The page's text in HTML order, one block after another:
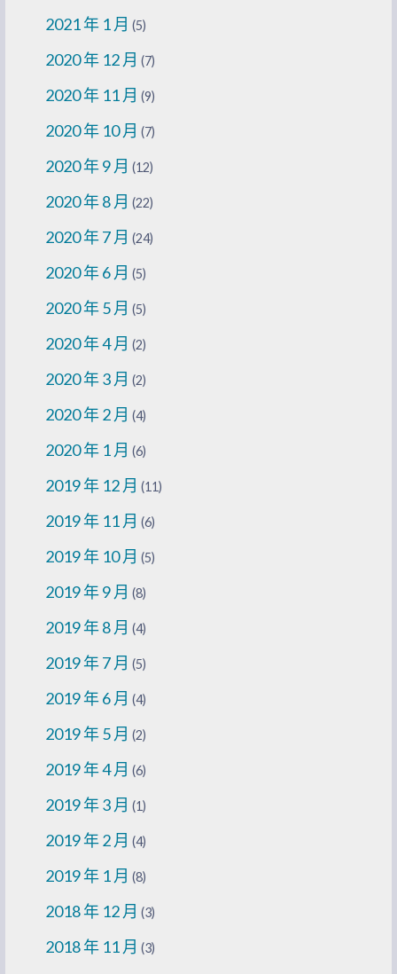
2021 年 1 月 (5)
2020 年 12 月 (7)
2020 年 11 月 (9)
2020 年 10 月 (7)
2020 年 9 月 (12)
2020 年 8 月 (22)
2020 年 7 月 (24)
2020 年 6 月 (5)
2020 年 5 月 (5)
2020 年 4 月 (2)
2020 年 3 月 (2)
2020 年 2 月 (4)
2020 年 1 月 (6)
2019 年 12 月 (11)
2019 年 11 月 (6)
2019 年 10 月 (5)
2019 年 9 月 (8)
2019 年 8 月 (4)
2019 年 7 月 (5)
2019 年 6 月 (4)
2019 年 5 月 (2)
2019 年 4 月 (6)
2019 年 3 月 (1)
2019 年 2 月 (4)
2019 年 1 月 (8)
2018 年 12 月 (3)
2018 年 11 月 (3)